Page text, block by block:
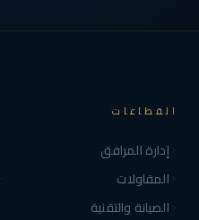
القطاعات
إدارة المرافق
المقاولات
الصيانة والتقنية